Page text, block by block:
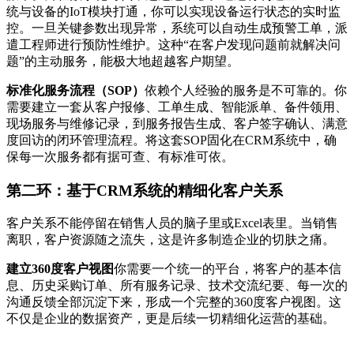
统与设备的IoT模块打通，你可以实现设备运行状态的实时监
控。一旦关键参数出现异常，系统可以自动生成预警工单，派
遣工程师进行预防性维护。这种“在客户发现问题前就解决问
题”的主动服务，能极大地超越客户期望。
标准化服务流程（SOP） 依赖个人经验的服务是不可靠的。你
需要建立一套从客户报修、工单生成、智能派单、备件领用、
现场服务与维修记录，到服务报告生成、客户签字确认、满意
度回访的闭环管理流程。将这套SOP固化在CRM系统中，确
保每一次服务都有据可查、有标准可依。
第二环：基于CRM系统的精细化客户关系
客户关系不能停留在销售人员的脑子里或Excel表里。当销售
离职，客户资源随之流失，这是许多制造企业的切肤之痛。
建立360度客户视图你需要一个统一的平台，将客户的基本信
息、历史采购订单、所有服务记录、技术交流纪要、每一次的
沟通反馈全部沉淀下来，形成一个完整的360度客户视图。这
不仅是企业的数据资产，更是后续一切精细化运营的基础。